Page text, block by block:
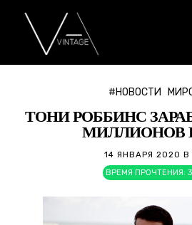
#НОВОСТИ
ТОНИ РОББИНС
МИЛЛИОНОВ
14 ЯНВАРЯ 2020 В
ВРЕМЯ ПРОЧТЕНИЯ: 3